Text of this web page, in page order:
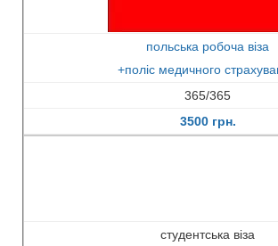
польська робоча віза
+поліс медичного
365/365
3500 грн.
студентська віза